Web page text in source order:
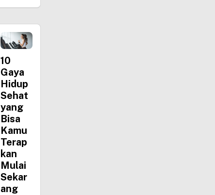
10
Gaya
Hidup
Sehat
yang
Bisa
Kamu
Terap
kan
Mulai
Sekar
ang